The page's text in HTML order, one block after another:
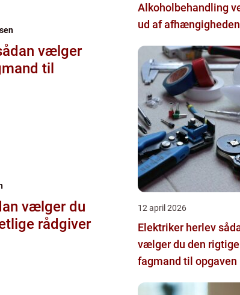
til
rådgiver
Alkoholbehandling vejen
ud af afhængigheden
12 april 2026
Elektriker herlev sådan
vælger du den rigtige
fagmand til opgaven